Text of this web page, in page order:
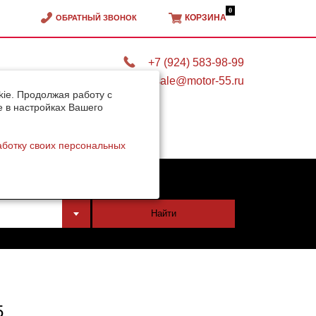
Продолжая работу с
настройках Вашего
своих персональных
ОБРАТНЫЙ ЗВОНОК КОРЗИНА
0
+7 (924) 583-98-99
sale@motor-55.ru
Найти